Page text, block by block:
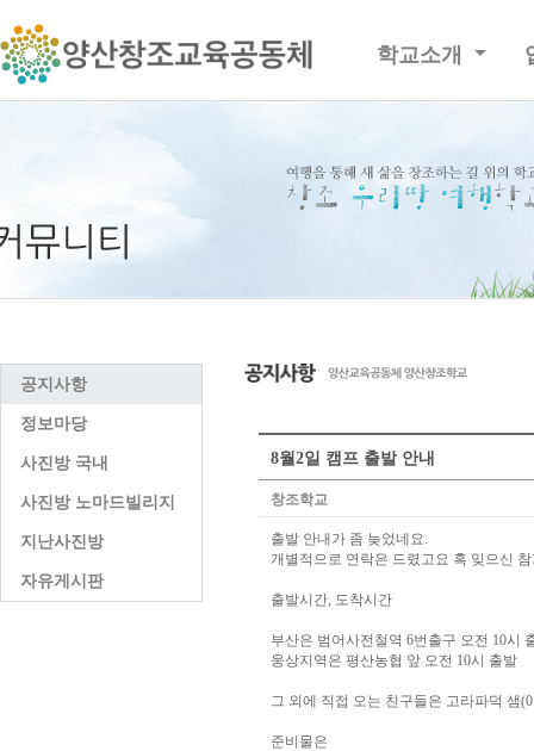
학교소개
공지사항
정보마당
사진방 국내
사진방 노마드빌리지
지난사진방
자유게시판
8월2일 캠프 출발 안내
창조학교
출발 안내가 좀 늦었네요.
개별적으로 연락은 드렸고요 혹 잊으신
출발시간, 도착시간
부산은 범어사전철역 6번출구 오전 10시
웅상지역은 평산농협 앞 오전 10시 출발
그 외에 직접 오는 친구들은 고라파덕 샘
준비물은